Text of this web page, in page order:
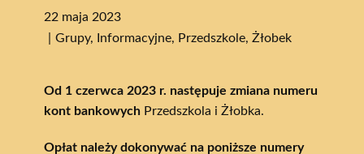
22 maja 2023
Grupy, Informacyjne, Przedszkole, Żłobek
Od 1 czerwca 2023 r. następuje zmiana numeru
kont bankowych Przedszkola i Żłobka.
Opłat należy dokonywać na poniższe numery